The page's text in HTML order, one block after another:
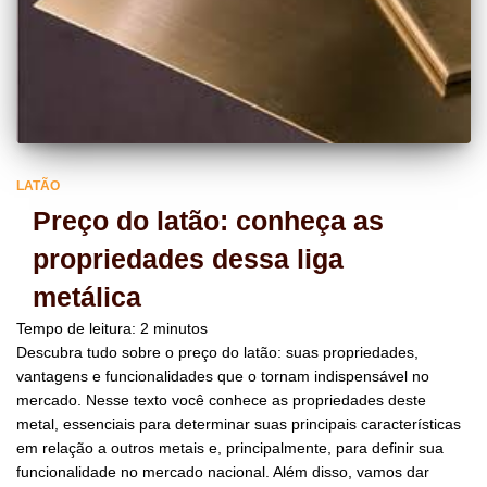
LATÃO
Preço do latão: conheça as
propriedades dessa liga
metálica
Tempo de leitura: 2 minutos
Descubra tudo sobre o preço do latão: suas propriedades,
vantagens e funcionalidades que o tornam indispensável no
mercado. Nesse texto você conhece as propriedades deste
metal, essenciais para determinar suas principais características
em relação a outros metais e, principalmente, para definir sua
funcionalidade no mercado nacional. Além disso, vamos dar